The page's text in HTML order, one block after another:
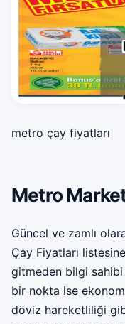
metro çay fiyatları
Metro
Güncel ve zamlı
Çay Fiyatları
gitmeden bilgi
bir nokta ise
döviz hareketliliği